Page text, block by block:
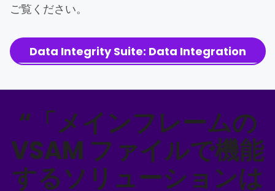
ご覧ください。
Data Integrity Suite: Data Integration
“「メインフレームの
VSAM ファイルで機能
するソリューションは